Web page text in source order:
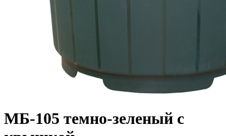
МБ-105 темно-зеленый с